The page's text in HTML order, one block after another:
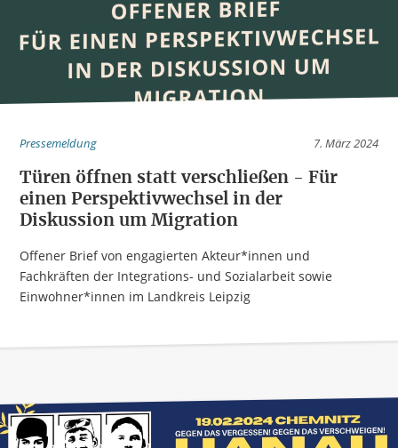
Pressemeldung 7. März 2024
Türen öffnen statt verschließen - Für
einen Perspektivwechsel in der
Diskussion um Migration
Offener Brief von engagierten Akteur*innen und
Fachkräften der Integrations- und Sozialarbeit sowie
Einwohner*innen im Landkreis Leipzig